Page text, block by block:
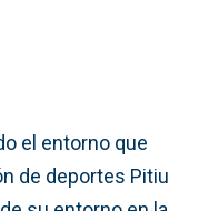
el entorno que
de deportes Pitiu